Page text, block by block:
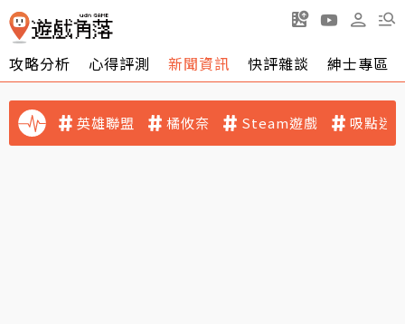
攻略分析 心得評測 新聞資訊 快評雜談 紳士專區
英雄聯盟 橘攸奈 Steam遊戲 吸點迷